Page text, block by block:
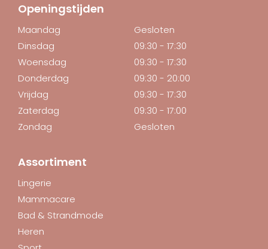
Openingstijden
Maandag
Gesloten
Dinsdag
09:30 - 17:30
Woensdag
09:30 - 17:30
Donderdag
09:30 - 20:00
Vrijdag
09:30 - 17:30
Zaterdag
09:30 - 17:00
Zondag
Gesloten
Assortiment
Lingerie
Mammacare
Bad & Strandmode
Heren